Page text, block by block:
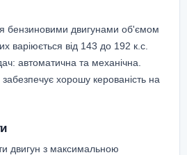
бензиновими двигунами об'ємом
варіюється від 143 до 192 к.с.
автоматична та механічна.
хорошу керованість на
двигун з максимальною